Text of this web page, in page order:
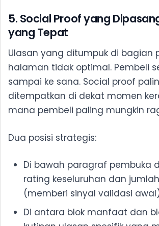
5. Social Proof yang
yang Tepat
Ulasan yang ditumpuk di bagian
halaman tidak optimal. Pembeli
sampai ke sana. Social proof
ditempatkan di dekat momen
mana pembeli paling mungkin
Dua posisi strategis:
Di bawah paragraf pembuka
rating keseluruhan dan
(memberi sinyal validasi
Di antara blok manfaat dan